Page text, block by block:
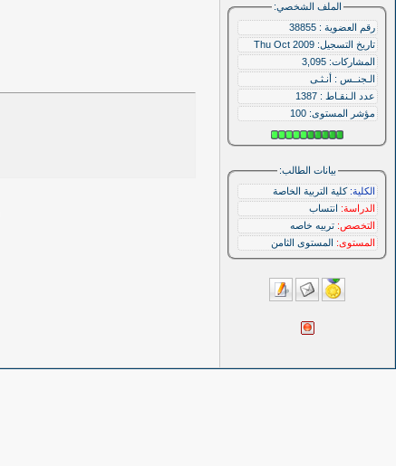
الملف الشخصي:
رقم العضوية : 38855
تاريخ التسجيل: Thu Oct 2009
المشاركات: 3,095
الـجنــس : أنـثـى
عدد الـنقـاط : 1387
مؤشر المستوى: 100
بيانات الطالب:
الكلية: كلية التربية الخاصة
الدراسة: انتساب
التخصص: تربيه خاصه
المستوى: المستوى الثامن